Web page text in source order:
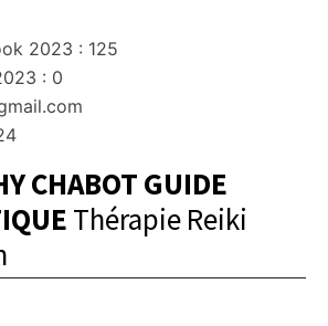
2023 : 125
: 0
CHABOT GUIDE
Thérapie Reiki